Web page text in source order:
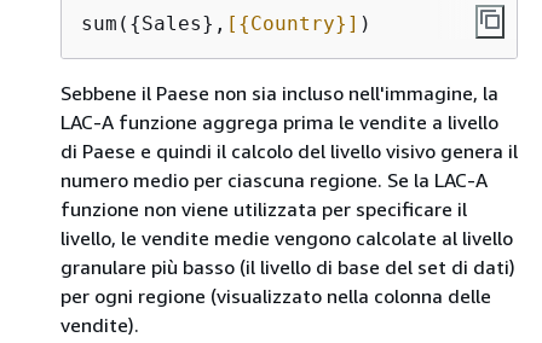
sum( {Sales}, [ {Country}] )
Sebbene il Paese non sia incluso nell'immagine, la
LAC-A funzione aggrega prima le vendite a livello
di Paese e quindi il calcolo del livello visivo genera il
numero medio per ciascuna regione. Se la LAC-A
funzione non viene utilizzata per specificare il
livello, le vendite medie vengono calcolate al livello
granulare più basso (il livello di base del set di dati)
per ogni regione (visualizzato nella colonna delle
vendite).